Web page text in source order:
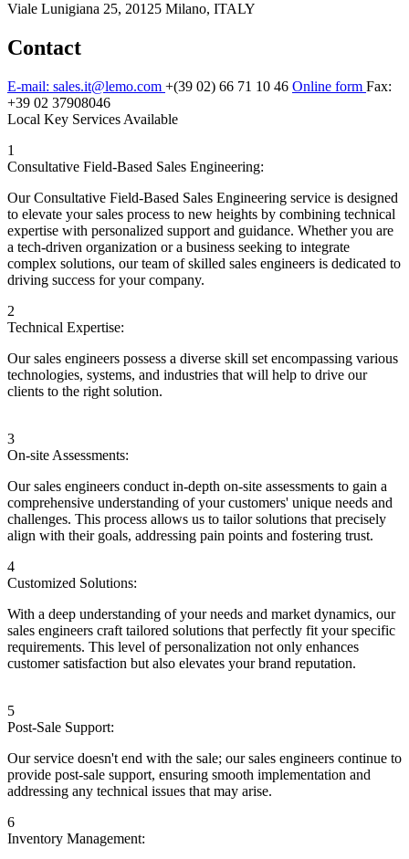
Viale Lunigiana 25, 20125 Milano, ITALY
Contact
E-mail: sales.it@lemo.com +(39 02) 66 71 10 46 Online form Fax:
+39 02 37908046
Local Key Services Available
1
Consultative Field-Based Sales Engineering:
Our Consultative Field-Based Sales Engineering service is designed
to elevate your sales process to new heights by combining technical
expertise with personalized support and guidance. Whether you are
a tech-driven organization or a business seeking to integrate
complex solutions, our team of skilled sales engineers is dedicated to
driving success for your company.
2
Technical Expertise:
Our sales engineers possess a diverse skill set encompassing various
technologies, systems, and industries that will help to drive our
clients to the right solution.
3
On-site Assessments:
Our sales engineers conduct in-depth on-site assessments to gain a
comprehensive understanding of your customers' unique needs and
challenges. This process allows us to tailor solutions that precisely
align with their goals, addressing pain points and fostering trust.
4
Customized Solutions:
With a deep understanding of your needs and market dynamics, our
sales engineers craft tailored solutions that perfectly fit your specific
requirements. This level of personalization not only enhances
customer satisfaction but also elevates your brand reputation.
5
Post-Sale Support:
Our service doesn't end with the sale; our sales engineers continue to
provide post-sale support, ensuring smooth implementation and
addressing any technical issues that may arise.
6
Inventory Management: